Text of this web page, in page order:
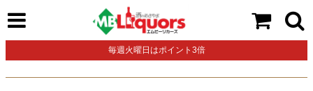
毎週火曜日はポイント3倍